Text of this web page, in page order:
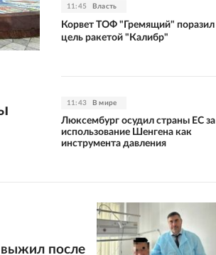
11:45 Власть
Корвет ТОФ "Гремящий" поразил
цель ракетой "Калибр"
11:43 В мире
Люксембург осудил страны ЕС за
использование Шенгена как
инструмента давления
после